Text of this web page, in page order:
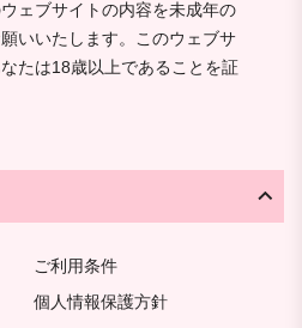
ェブサイトの内容を未成年の
いいたします。このウェブサ
たは18歳以上であることを証
ご利用条件
個人情報保護方針